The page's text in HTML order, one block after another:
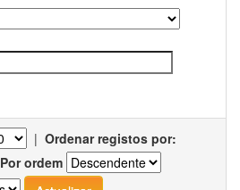
| Ordenar registos por:
Por ordem